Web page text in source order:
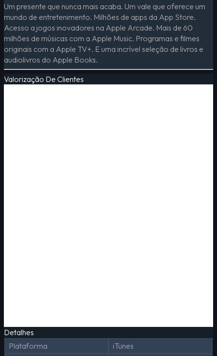
Um presente que nunca mais acaba. Um vale que oferece um
mundo de entretenimento. Milhões de apps da App Store.
Acesso a jogos inovadores na Apple Arcade. Mais de 60
milhões de músicas com a Apple Music. Programas e filmes
originais com a Apple TV+. E uma incrível seleção de livros e
audiolivros do Apple Books.
Valorização De Clientes
Detalhes
Plataforma
iTunes